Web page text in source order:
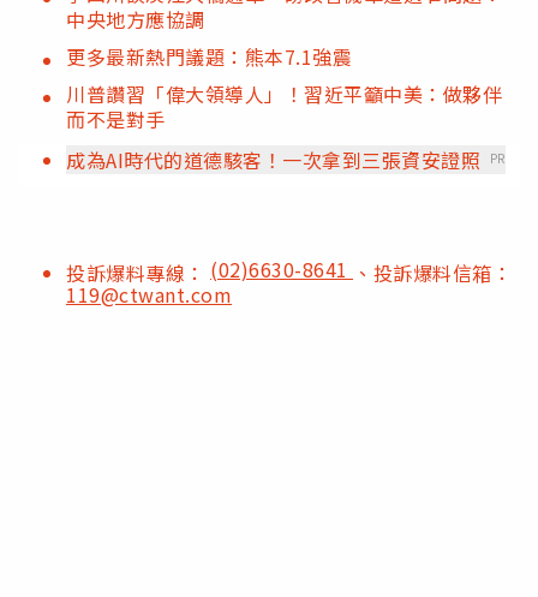
中央地方應協調
更多最新熱門議題：熊本7.1強震
川普讚習「偉大領導人」！習近平籲中美：做夥伴
而不是對手
成為AI時代的道德駭客！一次拿到三張資安證照
PR
投訴爆料專線： (02)6630-8641 、投訴爆料信箱：
119@ctwant.com